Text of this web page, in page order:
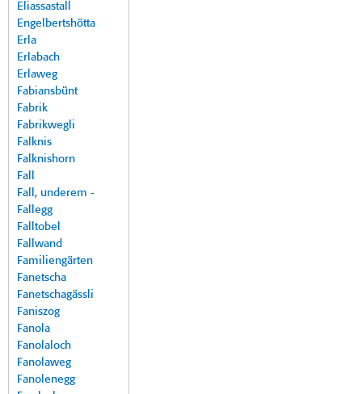
Eliassastall
Engelbertshötta
Erla
Erlabach
Erlaweg
Fabiansbünt
Fabrik
Fabrikwegli
Falknis
Falknishorn
Fall
Fall, underem -
Fallegg
Falltobel
Fallwand
Familiengärten
Fanetscha
Fanetschagässli
Faniszog
Fanola
Fanolaloch
Fanolaweg
Fanolenegg